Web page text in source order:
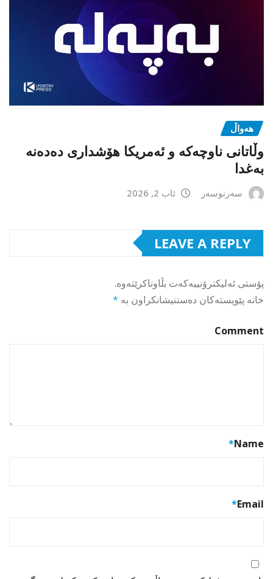
هەواڵ
وڵاتانی ناوچەکە و ئەمریکا هۆشداری دەدەنە
بەغدا
سەرنوسەر ئاب 2, 2026
LEAVE A REPLY
پۆستی ئەلیکترۆنییەکەت بڵاوناکرێتەوە.
خانە پێویستەکان دەستنیشانکراون بە *
Comment
Name
*
Email
*